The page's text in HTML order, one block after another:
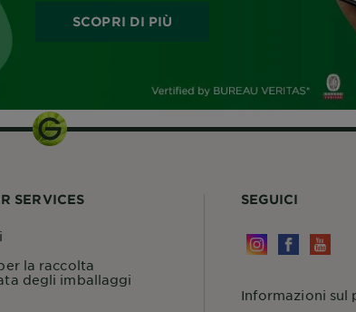
SCOPRI DI PIÙ
SERVICES
la raccolta
degli imballaggi
SEGUICI
Informazioni sul